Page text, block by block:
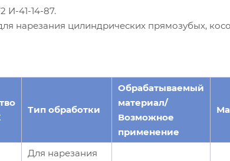
И-41-14-87.
нарезания цилиндрических прямозубых,
Тип обработки
Обрабатываемый
материал/
Возможное
применение
Для нарезания